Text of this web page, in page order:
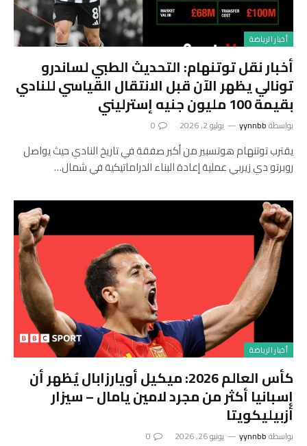
أخبار الرياضة
أخبار نقل توتنهام: التحديث الطبي لساندرو
تونالي يظهر الآن قبل الانتقال القياسي للنادي
بقيمة 100 مليون جنيه إسترليني
بواسطةyynnbb يوليو 2, 2026 0
يقترب توتنهام هوتسبير من أكبر صفقة في تاريخ النادي حيث يواصل
روبرتو دي زيربي عملية إعادة البناء الدراماتيكية في شمال…
أخبار الرياضة
كأس العالم 2026: ميكيل أويارزابال يُظهر أن
إسبانيا أكثر من مجرد لامين يامال – سيزار
أزبيليكويتا
بواسطةyynnbb يونيو 26, 2026 0